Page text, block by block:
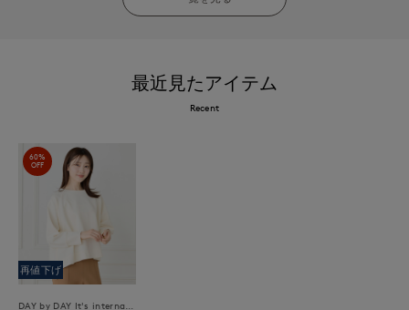
最近見たアイテム
Recent
60%
OFF
再値下げ